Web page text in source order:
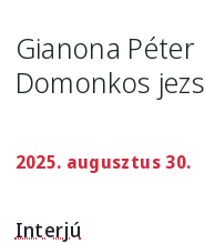
Gianona
Domonkos
2025. augusztus 30.
Interjú